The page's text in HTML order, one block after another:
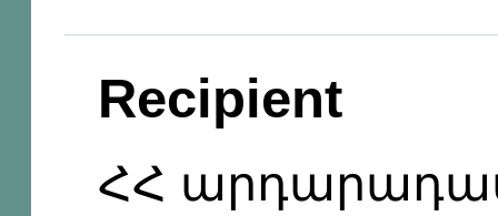
Recipient
ՀՀ